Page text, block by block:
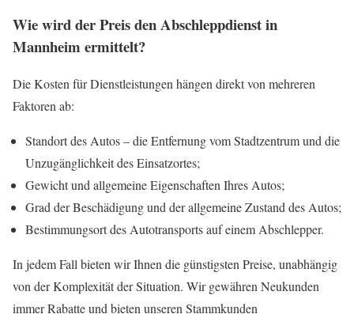
Wie wird der Preis den Abschleppdienst in
Mannheim ermittelt?
Die Kosten für Dienstleistungen hängen direkt von mehreren
Faktoren ab:
Standort des Autos – die Entfernung vom Stadtzentrum und die
Unzugänglichkeit des Einsatzortes;
Gewicht und allgemeine Eigenschaften Ihres Autos;
Grad der Beschädigung und der allgemeine Zustand des Autos;
Bestimmungsort des Autotransports auf einem Abschlepper.
In jedem Fall bieten wir Ihnen die günstigsten Preise, unabhängig
von der Komplexität der Situation. Wir gewähren Neukunden
immer Rabatte und bieten unseren Stammkunden